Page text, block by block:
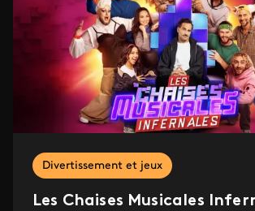
Divertissement et jeux
Les Chaises Musicales